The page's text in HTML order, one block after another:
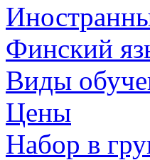
Финский
Виды
Цены
Набор в